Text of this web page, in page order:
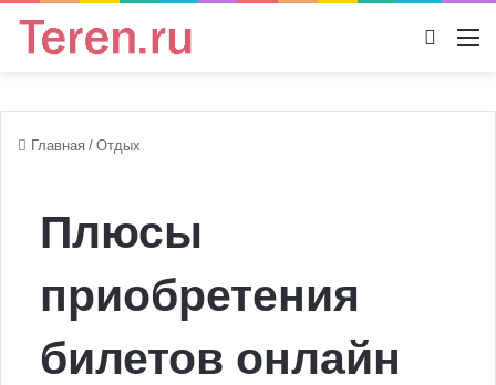
Главная / Отдых
Плюсы
приобретения
билетов онлайн